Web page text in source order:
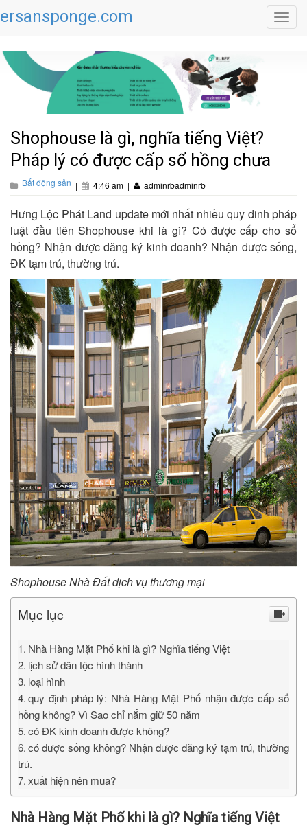
ersansponge.com
Shophouse là gì, nghĩa tiếng Việt?
Pháp lý có được cấp sổ hồng chưa
Bất động sản | 4:46 am | adminrbadminrb
Hưng Lộc Phát Land update mới nhất nhiều quy đinh pháp
luật đầu tiên Shophouse khi là gì? Có được cấp cho sổ
hồng? Nhận được đăng ký kinh doanh? Nhận được sống,
ĐK tạm trú, thường trú.
Shophouse Nhà Đất dịch vụ thương mại
Mục lục
Nhà Hàng Mặt Phố khi là gì? Nghĩa tiếng Việt
lịch sử dân tộc hình thành
loại hình
quy định pháp lý: Nhà Hàng Mặt Phố nhận được cấp sổ
hồng không? Vì Sao chỉ nắm giữ 50 năm
có ĐK kinh doanh được không?
có được sống không? Nhận được đăng ký tạm trú, thường
trú.
xuất hiện nên mua?
Nhà Hàng Mặt Phố khi là gì? Nghĩa tiếng Việt